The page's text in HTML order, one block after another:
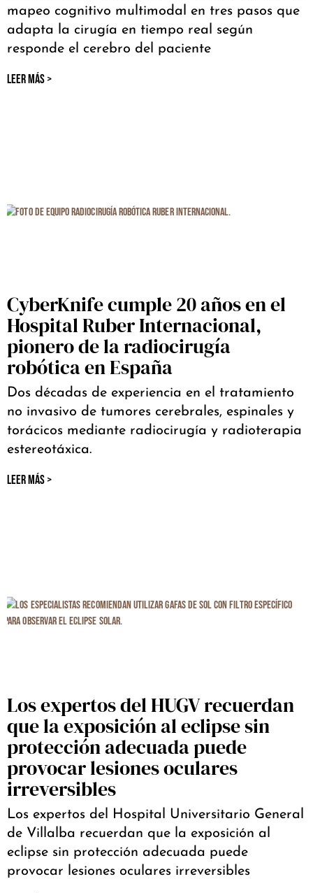
mapeo cognitivo multimodal en tres pasos que
adapta la cirugía en tiempo real según
responde el cerebro del paciente
LEER MÁS >
CyberKnife cumple 20 años en el
Hospital Ruber Internacional,
pionero de la radiocirugía
robótica en España
Dos décadas de experiencia en el tratamiento
no invasivo de tumores cerebrales, espinales y
torácicos mediante radiocirugía y radioterapia
estereotáxica.
LEER MÁS >
Los expertos del HUGV recuerdan
que la exposición al eclipse sin
protección adecuada puede
provocar lesiones oculares
irreversibles
Los expertos del Hospital Universitario General
de Villalba recuerdan que la exposición al
eclipse sin protección adecuada puede
provocar lesiones oculares irreversibles